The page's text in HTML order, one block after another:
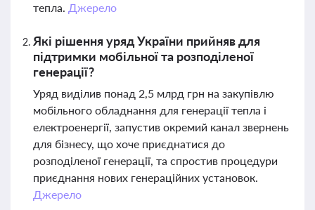
тепла. Джерело
Які рішення уряд України прийняв для
підтримки мобільної та розподіленої
генерації?
Уряд виділив понад 2,5 млрд грн на закупівлю
мобільного обладнання для генерації тепла і
електроенергії, запустив окремий канал звернень
для бізнесу, що хоче приєднатися до
розподіленої генерації, та спростив процедури
приєднання нових генераційних установок.
Джерело